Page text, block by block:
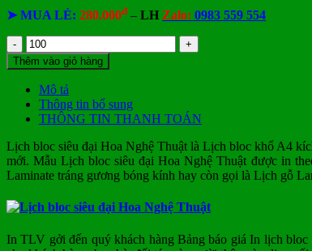
➤ MUA LẺ: 280.000đ – LH Zalo: 0983 559 554
Lịch
bloc
siêu
đại
Hoa
Nghệ
Thuật
số
lượng
Thêm vào giỏ hàng
Mô tả
Thông tin bổ sung
THÔNG TIN THANH TOÁN
Lịch bloc siêu đại Hoa Nghệ Thuật là Lịch bloc khổ A4
mới.Mẫu Lịch bloc siêu đại Hoa Nghệ Thuật được in
Laminate tráng gương bóng kính hay còn gọi là Lịch gỗ
In TLV gởi đến quý khách hàng Bảng báo giá In lịch